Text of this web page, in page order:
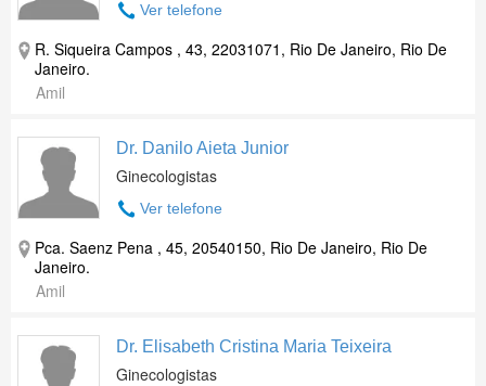
Ver telefone
R. Siqueira Campos , 43, 22031071, Rio De Janeiro, Rio De
Janeiro.
Amil
Dr. Danilo Aieta Junior
Ginecologistas
Ver telefone
Pca. Saenz Pena , 45, 20540150, Rio De Janeiro, Rio De
Janeiro.
Amil
Dr. Elisabeth Cristina Maria Teixeira
Ginecologistas